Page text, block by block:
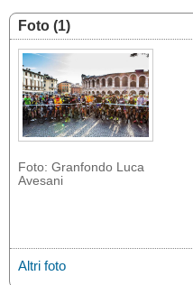
Foto (1)
Foto: Granfondo Luca
Avesani
Altri foto